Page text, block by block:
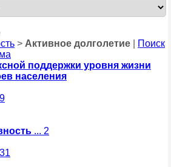
> Активное долголетие
Поиск
поддержки уровня жизни
населения
... 2